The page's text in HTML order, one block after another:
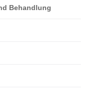
Behandlung